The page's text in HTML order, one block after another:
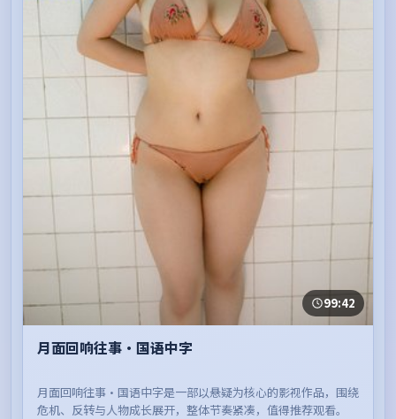
99:42
月面回响往事·国语中字
月面回响往事·国语中字是一部以悬疑为核心的影视作品，围绕
危机、反转与人物成长展开，整体节奏紧凑，值得推荐观看。